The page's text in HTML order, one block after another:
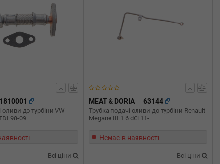
оливи до турбіни VW
98-09
Всі ціни
MEAT & DORIA 63144
Трубка подачі оливи до турбіни Renault
Megane III 1.6 dCi 11-
Немає в наявності
Всі ціни